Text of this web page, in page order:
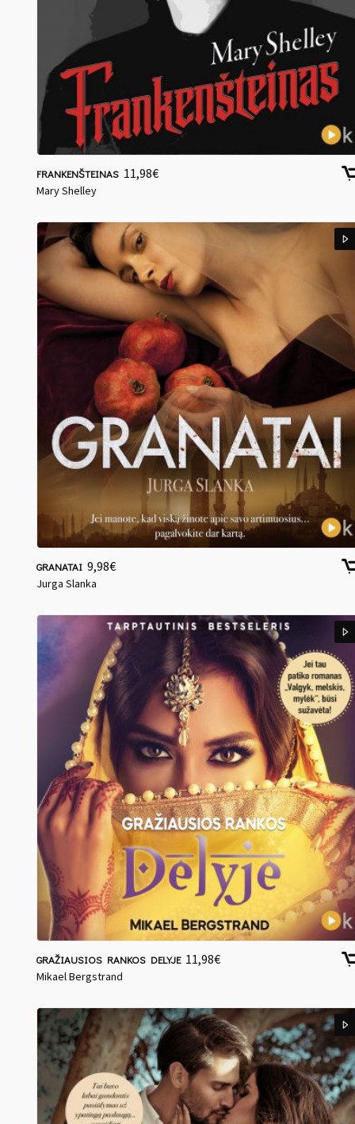
FRANKENŠTEINAS 11,98€
Mary Shelley
GRANATAI 9,98€
Jurga Slanka
GRAŽIAUSIOS RANKOS DELYJE 11,98€
Mikael Bergstrand